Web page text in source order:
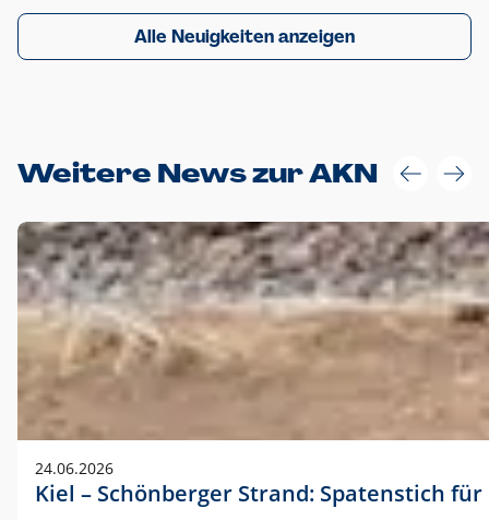
Alle Neuigkeiten anzeigen
Weitere News zur AKN
24.06.2026
Kiel – Schönberger Strand: Spatenstich